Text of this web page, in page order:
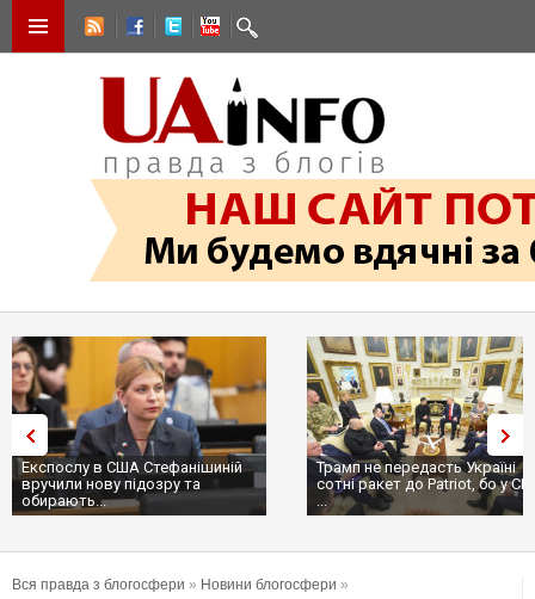
Експослу в США Стефанішиній
вручили нову підозру та
обирають...
Трамп не передасть Україні
сотні ракет до Patriot, бо у
...
Вся правда з блогосфери » Новини блогосфери »